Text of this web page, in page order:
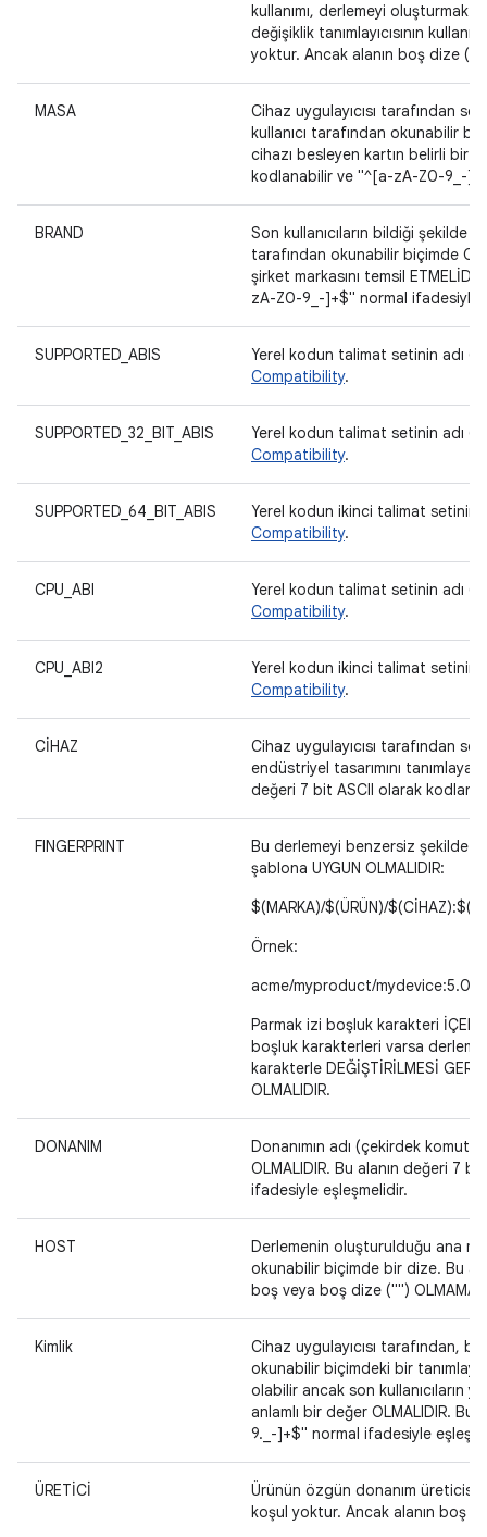
kullanımı, derlemeyi oluşturmak
değişiklik tanımlayıcısının
yoktur. Ancak alanın boş dize
MASA
Cihaz uygulayıcısı tarafından
kullanıcı tarafından okunabilir
cihazı besleyen kartın belirli bir
kodlanabilir ve "^[a-zA-Z0-9_-
BRAND
Son kullanıcıların bildiği şekilde
tarafından okunabilir biçimde
şirket markasını temsil
zA-Z0-9_-]+$" normal ifadesiyle
SUPPORTED_ABIS
Yerel kodun talimat setinin adı
Compatibility.
SUPPORTED_32_BIT_ABIS
Yerel kodun talimat setinin adı
Compatibility.
SUPPORTED_64_BIT_ABIS
Yerel kodun ikinci talimat setinin
Compatibility.
CPU_ABI
Yerel kodun talimat setinin adı
Compatibility.
CPU_ABI2
Yerel kodun ikinci talimat setinin
Compatibility.
CİHAZ
Cihaz uygulayıcısı tarafından
endüstriyel tasarımını
değeri 7 bit ASCII olarak
FINGERPRINT
Bu derlemeyi benzersiz şekilde
şablona UYGUN OLMALIDIR:
$(MARKA)/$(ÜRÜN)/
Örnek:
acme/myproduct/mydevice:5.0/
Parmak izi boşluk karakteri
boşluk karakterleri varsa
karakterle DEĞİŞTİRİLMESİ
OLMALIDIR.
DONANIM
Donanımın adı (çekirdek komut
OLMALIDIR. Bu alanın değeri 7
ifadesiyle eşleşmelidir.
HOST
Derlemenin oluşturulduğu ana
okunabilir biçimde bir dize. Bu
boş veya boş dize ("")
Kimlik
Cihaz uygulayıcısı tarafından,
okunabilir biçimdeki bir
olabilir ancak son kullanıcıların
anlamlı bir değer OLMALIDIR.
9._-]+$" normal ifadesiyle
ÜRETİCİ
Ürünün özgün donanım
koşul yoktur. Ancak alanın boş